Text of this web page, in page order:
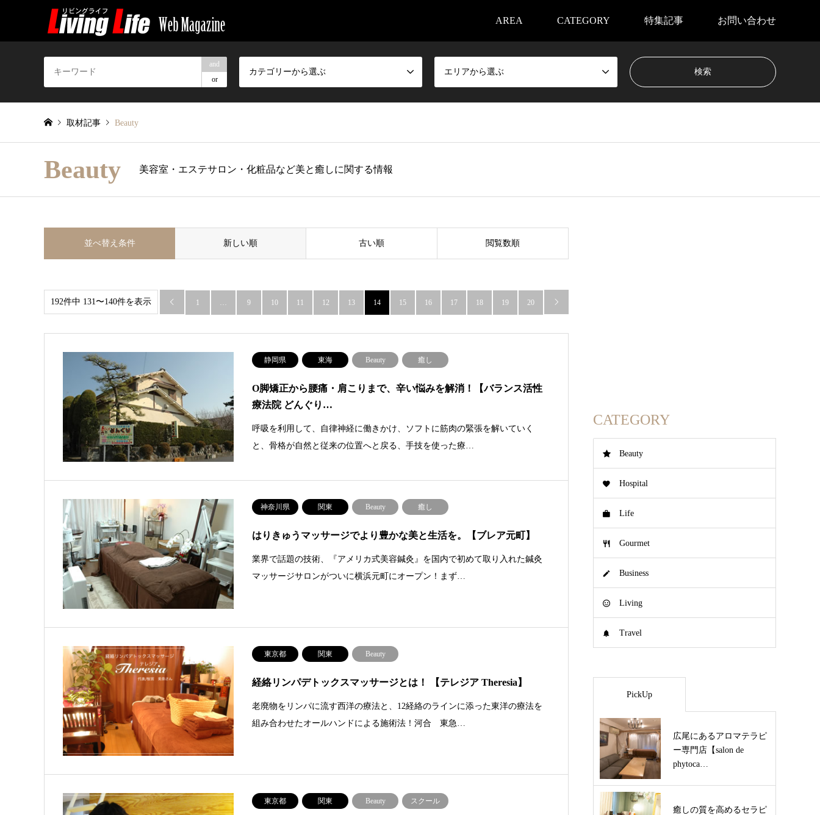
AREA CATEGORY 特集記事 お問い合わせ
and
or
カテゴリーから選ぶ エリアから選ぶ
取材記事 Beauty
Beauty 美容室・エステサロン・化粧品など美と癒しに関する情報
並べ替え条件 新しい順 古い順 閲覧数順
192件中 131〜140件を表示  1 … 9 10 11 12 13 14 15 16 17 18 19 20 
静岡県 東海 Beauty 癒し
O脚矯正から腰痛・肩こりまで、辛い悩みを解消！【バランス活性
療法院 どんぐり…
呼吸を利用して、自律神経に働きかけ、ソフトに筋肉の緊張を解いていく
と、骨格が自然と従来の位置へと戻る、手技を使った療…
神奈川県 関東 Beauty 癒し
はりきゅうマッサージでより豊かな美と生活を。【ブレア元町】
業界で話題の技術、『アメリカ式美容鍼灸』を国内で初めて取り入れた鍼灸
マッサージサロンがついに横浜元町にオープン！まず…
東京都 関東 Beauty
経絡リンパデトックスマッサージとは！ 【テレジア Theresia】
老廃物をリンパに流す西洋の療法と、12経絡のラインに添った東洋の療法を
組み合わせたオールハンドによる施術法！河合 東急…
東京都 関東 Beauty スクール
CATEGORY
Beauty
Hospital
Life
Gourmet
Business
Living
Travel
PickUp
広尾にあるアロマテラピ
ー専門店【salon de
phytoca…
癒しの質を高めるセラピ